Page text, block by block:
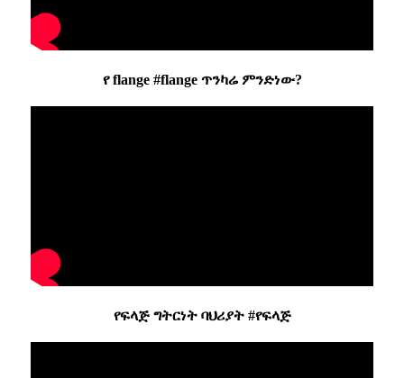
የ flange #flange ጥንካሬ ምንድነው?
የፍላጅ ግትርነት ባህሪያት #የፍላጅ